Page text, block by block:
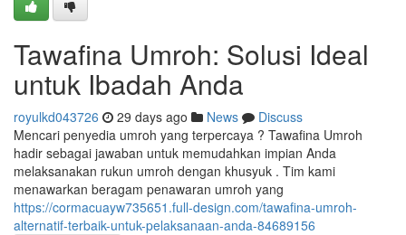
Tawafina Umroh: Solusi Ideal
untuk Ibadah Anda
royulkd043726 29 days ago News
Discuss
Mencari penyedia umroh yang terpercaya ? Tawafina Umroh
hadir sebagai jawaban untuk memudahkan impian Anda
melaksanakan rukun umroh dengan khusyuk . Tim kami
menawarkan beragam penawaran umroh yang
https://cormacuayw735651.full-design.com/tawafina-umroh-
alternatif-terbaik-untuk-pelaksanaan-anda-84689156